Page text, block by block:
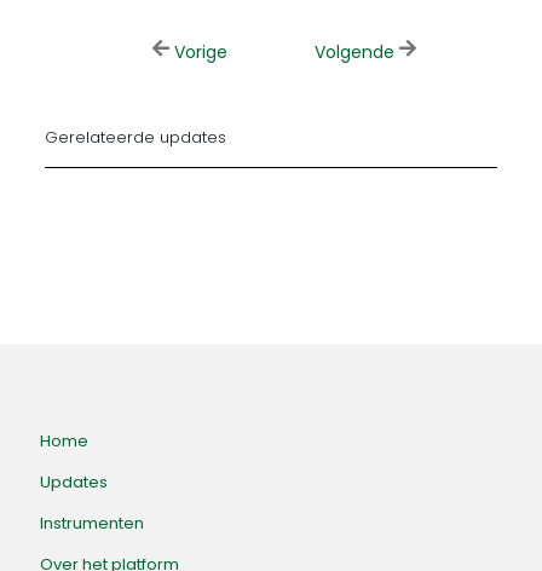
Vorige Volgende
Gerelateerde updates
Home
Updates
Instrumenten
Over het platform